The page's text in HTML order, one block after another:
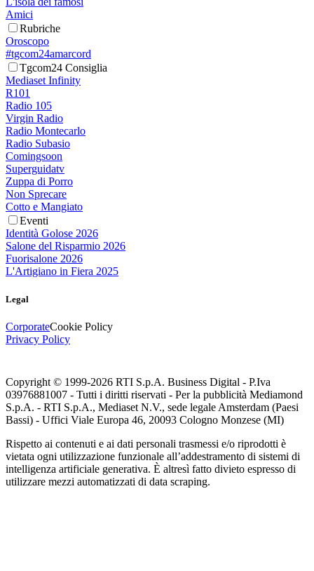
Amici
Rubriche
Oroscopo
#tgcom24amarcord
Tgcom24 Consiglia
Mediaset Infinity
R101
Radio 105
Virgin Radio
Radio Montecarlo
Radio Subasio
Comingsoon
Superguidatv
Zuppa di Porro
Non Sprecare
Cotto e Mangiato
Eventi
Identità Golose 2026
Salone del Risparmio 2026
Fuorisalone 2026
L'Artigiano in Fiera 2025
Legal
CorporateCookie Policy
Privacy Policy
Copyright © 1999-2026 RTI S.p.A. Business Digital - P.Iva
03976881007 - Tutti i diritti riservati - Per la pubblicità Mediamond
S.p.A. - RTI S.p.A., Mediaset N.V., sede legale Amsterdam (Paesi
Bassi) - Uffici Viale Europa 46, 20093 Cologno Monzese (MI)
Rispetto ai contenuti e ai dati personali trasmessi e/o riprodotti è
vietata ogni utilizzazione funzionale all’addestramento di sistemi di
intelligenza artificiale generativa. È altresì fatto divieto espresso di
utilizzare mezzi automatizzati di data scraping.